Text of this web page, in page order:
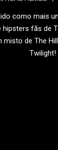
como mais
hipsters fãs de
misto de The
Twilight!